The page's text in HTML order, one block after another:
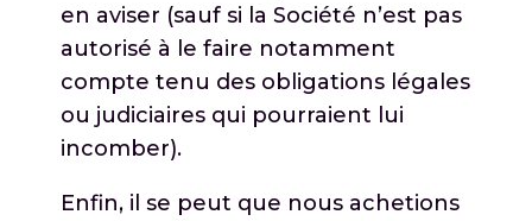
en aviser (sauf si la Société n’est pas
autorisé à le faire notamment
compte tenu des obligations légales
ou judiciaires qui pourraient lui
incomber).
Enfin, il se peut que nous achetions